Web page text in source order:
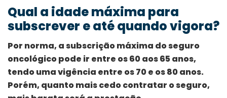
Qual a idade máxima para
subscrever e até quando vigora?
Por norma, a subscrição máxima do seguro
oncológico pode ir entre os 60 aos 65 anos,
tendo uma vigência entre os 70 e os 80 anos.
Porém, quanto mais cedo contratar o seguro,